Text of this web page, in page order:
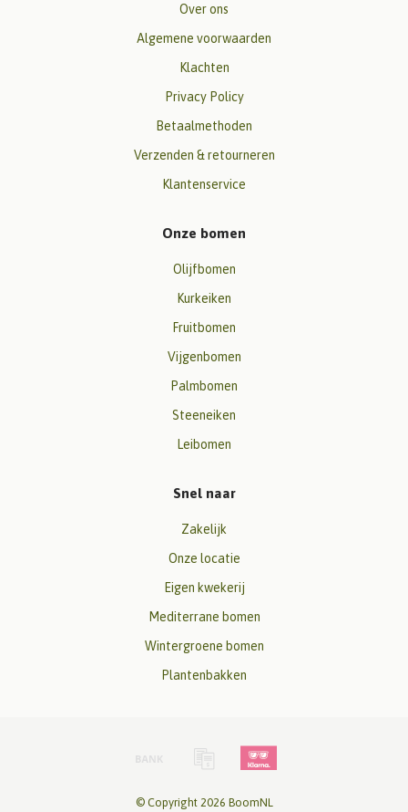
Over ons
Algemene voorwaarden
Klachten
Privacy Policy
Betaalmethoden
Verzenden & retourneren
Klantenservice
Onze bomen
Olijfbomen
Kurkeiken
Fruitbomen
Vijgenbomen
Palmbomen
Steeneiken
Leibomen
Snel naar
Zakelijk
Onze locatie
Eigen kwekerij
Mediterrane bomen
Wintergroene bomen
Plantenbakken
© Copyright 2026 BoomNL